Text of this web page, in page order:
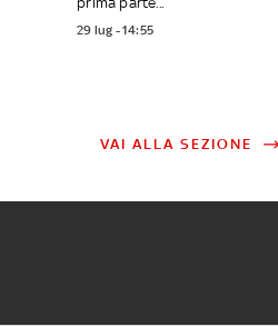
29 lug - 14:55
VAI ALLA SEZIONE